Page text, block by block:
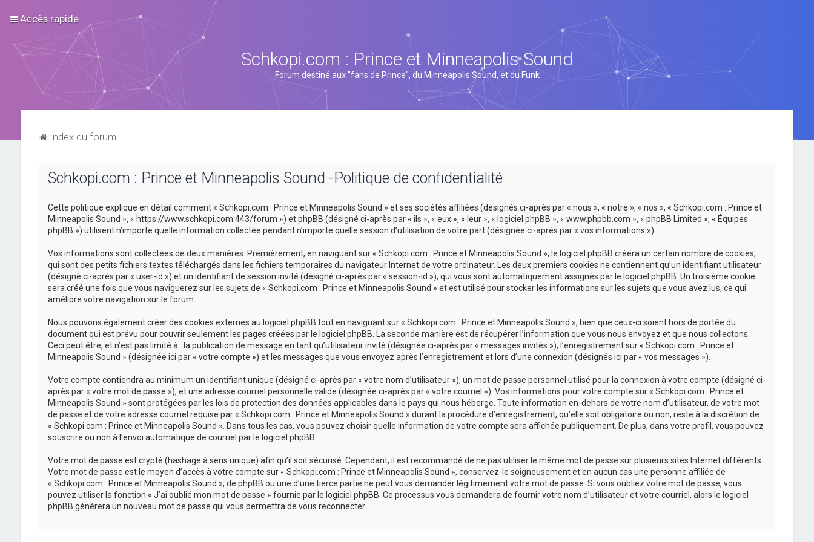
Accès rapide
Schkopi.com : Prince et Minneapolis Sound
Forum destiné aux "fans de Prince", du Minneapolis Sound, et du Funk
Index du forum
Schkopi.com : Prince et Minneapolis Sound -Politique de confidentialité
Cette politique explique en détail comment « Schkopi.com : Prince et Minneapolis Sound » et ses sociétés affiliées (désignés ci-après par « nous », « notre », « nos », « Schkopi.com : Prince et
Minneapolis Sound », « https://www.schkopi.com:443/forum ») et phpBB (désigné ci-après par « ils », « eux », « leur », « logiciel phpBB », « www.phpbb.com », « phpBB Limited », « Équipes
phpBB ») utilisent n’importe quelle information collectée pendant n’importe quelle session d’utilisation de votre part (désignée ci-après par « vos informations »).
Vos informations sont collectées de deux manières. Premièrement, en naviguant sur « Schkopi.com : Prince et Minneapolis Sound », le logiciel phpBB créera un certain nombre de cookies,
qui sont des petits fichiers textes téléchargés dans les fichiers temporaires du navigateur Internet de votre ordinateur. Les deux premiers cookies ne contiennent qu’un identifiant utilisateur
(désigné ci-après par « user-id ») et un identifiant de session invité (désigné ci-après par « session-id »), qui vous sont automatiquement assignés par le logiciel phpBB. Un troisième cookie
sera créé une fois que vous naviguerez sur les sujets de « Schkopi.com : Prince et Minneapolis Sound » et est utilisé pour stocker les informations sur les sujets que vous avez lus, ce qui
améliore votre navigation sur le forum.
Nous pouvons également créer des cookies externes au logiciel phpBB tout en naviguant sur « Schkopi.com : Prince et Minneapolis Sound », bien que ceux-ci soient hors de portée du
document qui est prévu pour couvrir seulement les pages créées par le logiciel phpBB. La seconde manière est de récupérer l’information que vous nous envoyez et que nous collectons.
Ceci peut être, et n’est pas limité à : la publication de message en tant qu’utilisateur invité (désignée ci-après par « messages invités »), l’enregistrement sur « Schkopi.com : Prince et
Minneapolis Sound » (désignée ici par « votre compte ») et les messages que vous envoyez après l’enregistrement et lors d’une connexion (désignés ici par « vos messages »).
Votre compte contiendra au minimum un identifiant unique (désigné ci-après par « votre nom d’utilisateur »), un mot de passe personnel utilisé pour la connexion à votre compte (désigné ci-
après par « votre mot de passe »), et une adresse courriel personnelle valide (désignée ci-après par « votre courriel »). Vos informations pour votre compte sur « Schkopi.com : Prince et
Minneapolis Sound » sont protégées par les lois de protection des données applicables dans le pays qui nous héberge. Toute information en-dehors de votre nom d’utilisateur, de votre mot
de passe et de votre adresse courriel requise par « Schkopi.com : Prince et Minneapolis Sound » durant la procédure d’enregistrement, qu’elle soit obligatoire ou non, reste à la discrétion de
« Schkopi.com : Prince et Minneapolis Sound ». Dans tous les cas, vous pouvez choisir quelle information de votre compte sera affichée publiquement. De plus, dans votre profil, vous pouvez
souscrire ou non à l’envoi automatique de courriel par le logiciel phpBB.
Votre mot de passe est crypté (hashage à sens unique) afin qu’il soit sécurisé. Cependant, il est recommandé de ne pas utiliser le même mot de passe sur plusieurs sites Internet différents.
Votre mot de passe est le moyen d’accès à votre compte sur « Schkopi.com : Prince et Minneapolis Sound », conservez-le soigneusement et en aucun cas une personne affiliée de
« Schkopi.com : Prince et Minneapolis Sound », de phpBB ou une d’une tierce partie ne peut vous demander légitimement votre mot de passe. Si vous oubliez votre mot de passe, vous
pouvez utiliser la fonction « J’ai oublié mon mot de passe » fournie par le logiciel phpBB. Ce processus vous demandera de fournir votre nom d’utilisateur et votre courriel, alors le logiciel
phpBB générera un nouveau mot de passe qui vous permettra de vous reconnecter.